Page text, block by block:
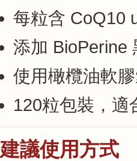
每粒含 CoQ10
添加 BioPerine
使用橄欖油軟
120粒包裝，適
建議使用方式